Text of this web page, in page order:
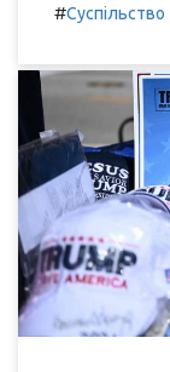
#Суспільство